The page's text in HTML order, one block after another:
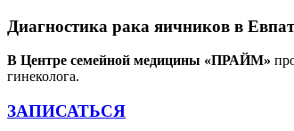
Диагностика рака яичников в
В Центре семейной медицины «ПРАЙМ»
гинеколога.
ЗАПИСАТЬСЯ